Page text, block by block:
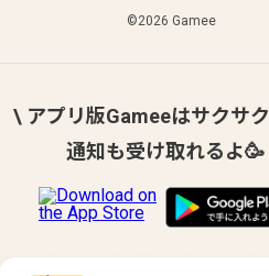
©︎2026 Gamee
\ アプリ版Gameeはサクサ
通知も受け取れるよ🥳